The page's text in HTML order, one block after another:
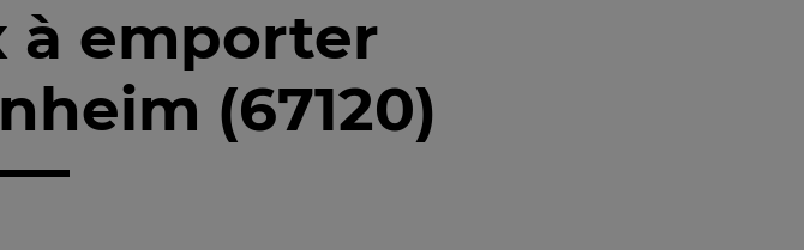
à emporter
(67120)